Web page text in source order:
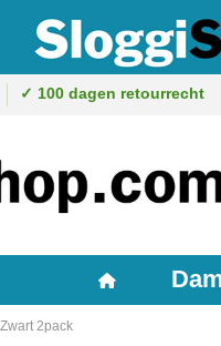
✓ 100 dagen retourrecht
2pack